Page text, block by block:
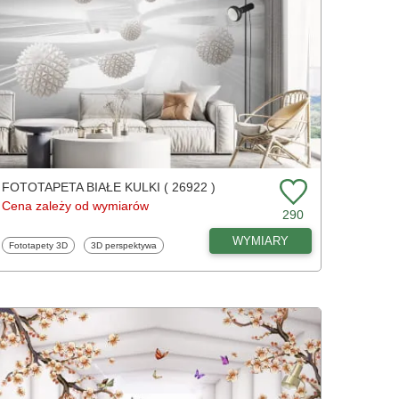
FOTOTAPETA BIAŁE KULKI ( 26922 )
Cena zależy od wymiarów
290
Fototapety
Fototapety 3D Fototapety
3D perspektywa WYMIARY